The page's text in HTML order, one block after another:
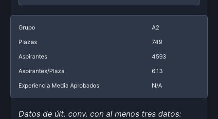
Grupo
A2
Plazas
749
Aspirantes
4593
Aspirantes/Plaza
6.13
Experiencia Media Aprobados
N/A
Datos de últ. conv. con al menos tres datos: